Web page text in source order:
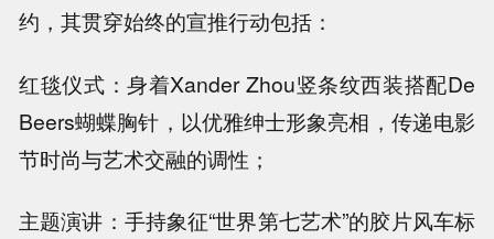
约，其贯穿始终的宣推行动包括：
红毯仪式：身着Xander Zhou竖条纹西装搭配De
Beers蝴蝶胸针，以优雅绅士形象亮相，传递电影
节时尚与艺术交融的调性；
主题演讲：手持象征“世界第七艺术”的胶片风车标